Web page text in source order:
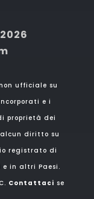
ufficiale su
e i
proprietà dei
diritto su
registrato di
in altri Paesi.
Contattaci se